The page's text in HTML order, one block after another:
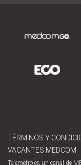
TÉRMINOS Y
VACANTES MEDCOM
Telemetro es un canal de